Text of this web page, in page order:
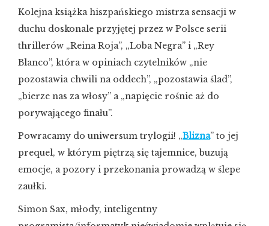
Kolejna książka hiszpańskiego mistrza sensacji w
duchu doskonale przyjętej przez w Polsce serii
thrillerów „Reina Roja”, „Loba Negra” i „Rey
Blanco”, która w opiniach czytelników „nie
pozostawia chwili na oddech”, „pozostawia ślad”,
„bierze nas za włosy” a „napięcie rośnie aż do
porywającego finału”.
Powracamy do uniwersum trylogii! „Blizna” to jej
prequel, w którym piętrzą się tajemnice, buzują
emocje, a pozory i przekonania prowadzą w ślepe
zaułki.
Simon Sax, młody, inteligentny